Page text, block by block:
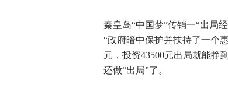
秦皇岛“中国梦”传销一“出局
“政府暗中保护并扶持了一个
元，投资43500元出局就能挣
还做“出局”了。